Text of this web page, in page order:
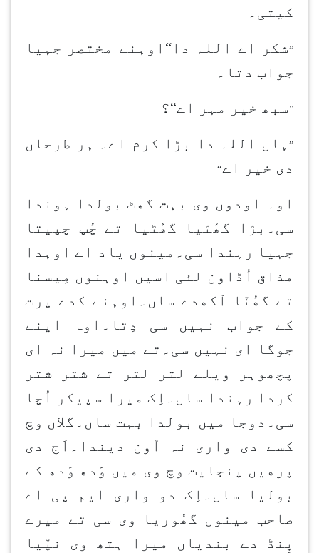
کیتی۔
”شکر اے اللہ دا“اوہنے مختصر جہیا
جواب دتا۔
”سبھ خیر مہر اے“؟
” ہاں اللہ دا بڑا کرم اے۔ ہر طرحاں
دی خیر اے“
اوہ اودوں وی بہت گھٹ بولدا ہوندا
سی۔بڑا گھُٹیا گھُٹیا تے چُپ چپیتا
جہیا رہندا سی۔مینوں یاد اے اوہدا
مذاق اُڈاون لئی اسیں اوہنوں مِیسنا
تے گھُنّا آکھدے ساں۔اوہنے کدے پرت
کے جواب نہیں سی دِتا۔اوہ اینے
جوگا ای نہیں سی۔تے میں میرا نہ ای
پچھوہر ویلے لتر لتر تے شتر شتر
کردا رہندا ساں۔اِک میرا سپیکر اُچا
سی۔دوجا میں بولدا بہت ساں۔گلاں وچ
کسے دی واری نہ آون دیندا۔اَج دی
پرھیں پنجایت وچ وی میں وَدھ وَدھ کے
بولیا ساں۔اِک دو واری ایم پی اے
صاحب مینوں گھُوریا وی سی تے میرے
پِنڈ دے بندیاں میرا ہتھ وی نپّیا